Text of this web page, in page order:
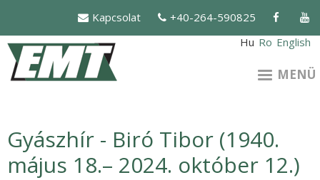
tartalomra
Kapcsolat
+40-264-590825
Hu Ro English
MENÜ
Gyászhír - Biró Tibor (1940.
május 18.– 2024. október 12.)